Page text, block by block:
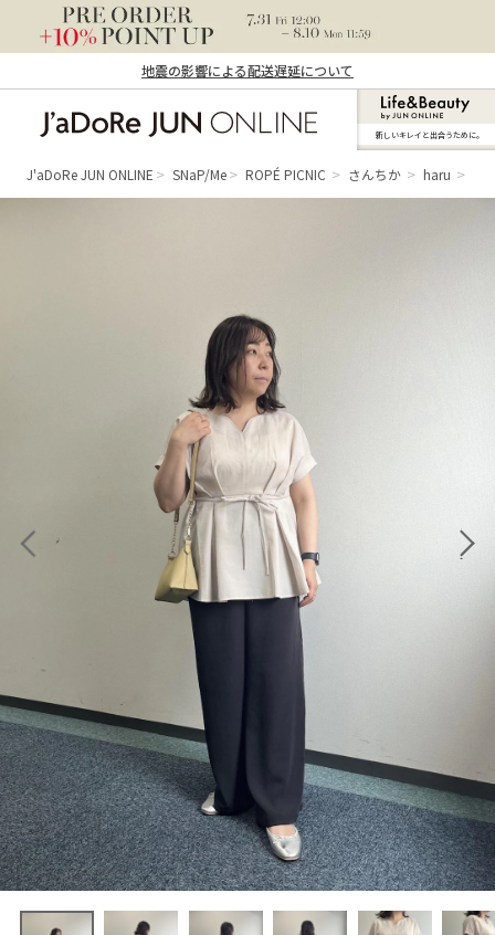
地震の影響による配送遅延について
ン オンライン）
新しいキレイと出合うために。
J'aDoRe JUN ONLINE SNaP/Me ROPÉ PICNIC さんちか haru